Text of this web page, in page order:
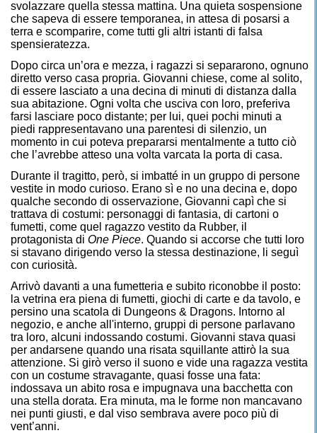
svolazzare quella stessa mattina. Una quieta sospensione
che sapeva di essere temporanea, in attesa di posarsi a
terra e scomparire, come tutti gli altri istanti di falsa
spensieratezza.
Dopo circa un’ora e mezza, i ragazzi si separarono, ognuno
diretto verso casa propria. Giovanni chiese, come al solito,
di essere lasciato a una decina di minuti di distanza dalla
sua abitazione. Ogni volta che usciva con loro, preferiva
farsi lasciare poco distante; per lui, quei pochi minuti a
piedi rappresentavano una parentesi di silenzio, un
momento in cui poteva prepararsi mentalmente a tutto ciò
che l’avrebbe atteso una volta varcata la porta di casa.
Durante il tragitto, però, si imbatté in un gruppo di persone
vestite in modo curioso. Erano sì e no una decina e, dopo
qualche secondo di osservazione, Giovanni capì che si
trattava di costumi: personaggi di fantasia, di cartoni o
fumetti, come quel ragazzo vestito da Rubber, il
protagonista di One Piece. Quando si accorse che tutti loro
si stavano dirigendo verso la stessa destinazione, li seguì
con curiosità.
Arrivò davanti a una fumetteria e subito riconobbe il posto:
la vetrina era piena di fumetti, giochi di carte e da tavolo, e
persino una scatola di Dungeons & Dragons. Intorno al
negozio, e anche all'interno, gruppi di persone parlavano
tra loro, alcuni indossando costumi. Giovanni stava quasi
per andarsene quando una risata squillante attirò la sua
attenzione. Si girò verso il suono e vide una ragazza vestita
con un costume stravagante, quasi fosse una fata:
indossava un abito rosa e impugnava una bacchetta con
una stella dorata. Era minuta, ma le forme non mancavano
nei punti giusti, e dal viso sembrava avere poco più di
vent’anni.